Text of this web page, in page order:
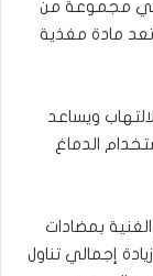
وهي مجموعة من
تعد مادة مغذية
ويساعد
الدماغ
بمضادات
إجمالي تناول